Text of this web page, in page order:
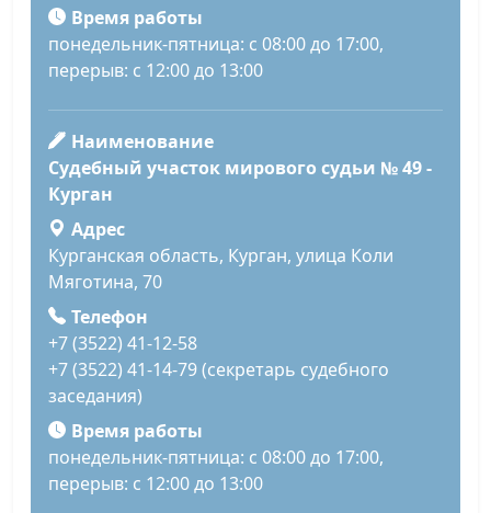
Время работы
понедельник-пятница: с 08:00 до 17:00,
перерыв: с 12:00 до 13:00
Наименование
Судебный участок мирового судьи № 49 -
Курган
Адрес
Курганская область, Курган, улица Коли
Мяготина, 70
Телефон
+7 (3522) 41-12-58
+7 (3522) 41-14-79 (секретарь судебного
заседания)
Время работы
понедельник-пятница: с 08:00 до 17:00,
перерыв: с 12:00 до 13:00